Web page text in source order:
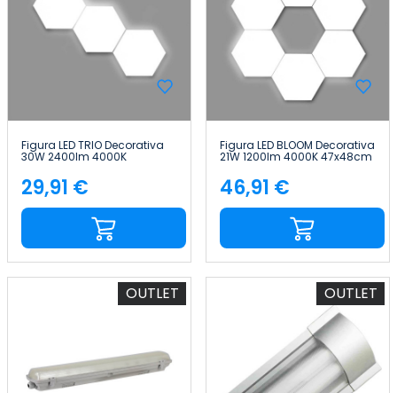
Figura LED TRIO Decorativa
30W 2400lm 4000K
Precio
29,91 €
Figura LED BLOOM Decorativa
21W 1200lm 4000K 47x48cm
Precio
46,91 €
OUTLET OUTLET